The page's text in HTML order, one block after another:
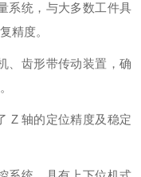
系统，与大多数工件具
精度。
、齿形带传动装置，确
Z 轴的定位精度及稳定